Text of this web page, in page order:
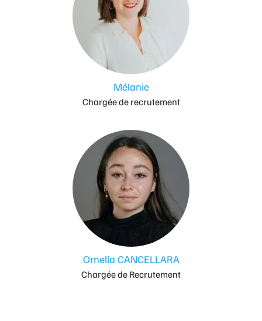
Mélanie
Chargée de recrutement
Ornella CANCELLARA
Chargée de Recrutement